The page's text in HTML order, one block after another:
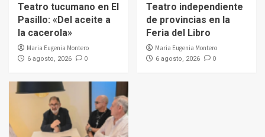
Teatro tucumano en El
Pasillo: «Del aceite a
la cacerola»
Maria Eugenia Montero
6 agosto, 2026 0
Teatro independiente
de provincias en la
Feria del Libro
Maria Eugenia Montero
6 agosto, 2026 0